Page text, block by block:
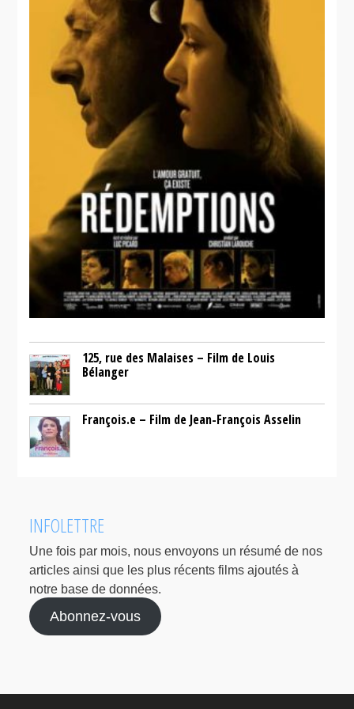
125, rue des Malaises – Film de Louis
Bélanger
François.e – Film de Jean-François Asselin
INFOLETTRE
Une fois par mois, nous envoyons un résumé de nos
articles ainsi que les plus récents films ajoutés à
notre base de données.
Abonnez-vous